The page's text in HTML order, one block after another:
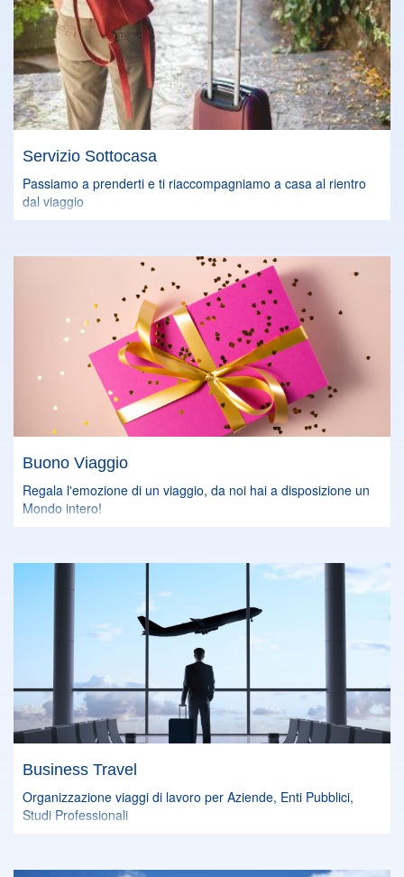
Servizio Sottocasa
Passiamo a prenderti e ti riaccompagniamo a casa al rientro
dal viaggio
Buono Viaggio
Regala l'emozione di un viaggio, da noi hai a disposizione un
Mondo intero!
Business Travel
Organizzazione viaggi di lavoro per Aziende, Enti Pubblici,
Studi Professionali